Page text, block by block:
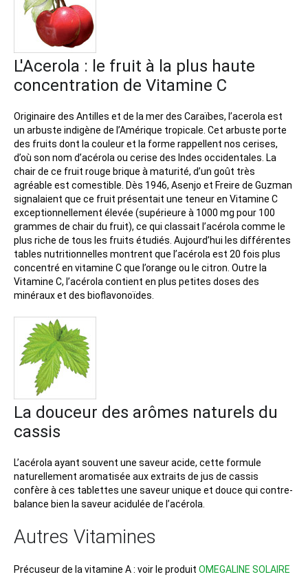
L'Acerola : le fruit à la plus haute
concentration de Vitamine C
Originaire des Antilles et de la mer des Caraïbes, l’acerola est
un arbuste indigène de l’Amérique tropicale. Cet arbuste porte
des fruits dont la couleur et la forme rappellent nos cerises,
d’où son nom d’acérola ou cerise des Indes occidentales. La
chair de ce fruit rouge brique à maturité, d’un goût très
agréable est comestible. Dès 1946, Asenjo et Freire de Guzman
signalaient que ce fruit présentait une teneur en Vitamine C
exceptionnellement élevée (supérieure à 1000 mg pour 100
grammes de chair du fruit), ce qui classait l’acérola comme le
plus riche de tous les fruits étudiés. Aujourd’hui les différentes
tables nutritionnelles montrent que l’acérola est 20 fois plus
concentré en vitamine C que l’orange ou le citron. Outre la
Vitamine C, l’acérola contient en plus petites doses des
minéraux et des bioflavonoïdes.
La douceur des arômes naturels du
cassis
L’acérola ayant souvent une saveur acide, cette formule
naturellement aromatisée aux extraits de jus de cassis
confère à ces tablettes une saveur unique et douce qui contre-
balance bien la saveur acidulée de l’acérola.
Autres Vitamines
Précuseur de la vitamine A : voir le produit OMEGALINE SOLAIRE